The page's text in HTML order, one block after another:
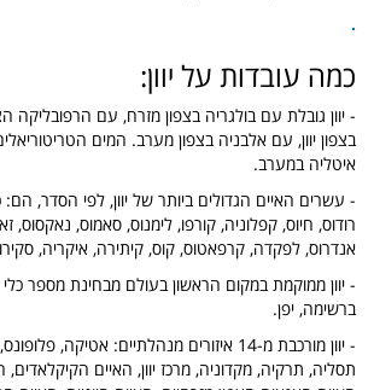
.
כמה עובדות על יוון:
- יוון גובלת עם בולגריה בצפון מזרח, עם הרפובליקה
בצפון יוון, עם אלבניה בצפון מערב. המים
איטליה במערב.
- עשרים האיים הגדולים ביותר של יוון, לפי הסדר, הם:
רודוס, חיוס, קפלוניה, קורפו, לימנוס, סאמוס, נאקסוס,
אנדרוס, לפקדה, קרפאטוס, קוס, קיתירה, איקריה,
- יוון ממוקמת במקום הראשון בעולם מבחינת מספר
ברשימה, יפן.
- יוון מורכבת מ-14 איזורים מנהלתיים: אטיקה,
תסליה, תרקיה, מקדוניה, מרכז יוון, האיים הקיקלאדים,